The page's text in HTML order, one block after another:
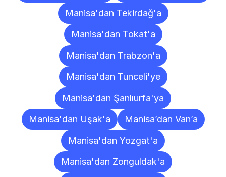
Manisa'dan Tekirdağ'a
Manisa'dan Tokat'a
Manisa'dan Trabzon'a
Manisa'dan Tunceli'ye
Manisa'dan Şanlıurfa'ya
Manisa'dan Uşak'a
Manisa’dan Van’a
Manisa'dan Yozgat'a
Manisa'dan Zonguldak'a